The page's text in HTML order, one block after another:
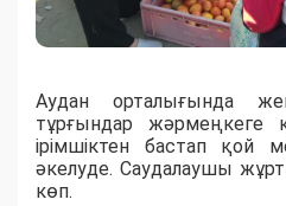
Аудан орталығында
тұрғындар жәрмеңкеге
ірімшіктен бастап
әкелуде. Саудалаушы
көп.